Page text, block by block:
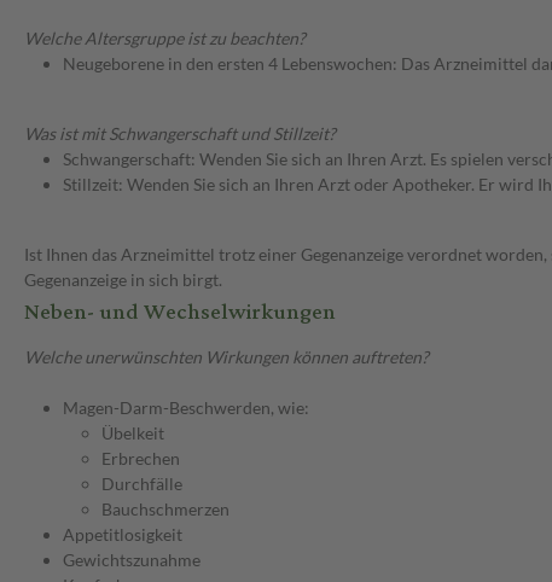
Welche Altersgruppe ist zu beachten?
Neugeborene in den ersten 4 Lebenswochen: Das Arzneimittel
Was ist mit Schwangerschaft und Stillzeit?
Schwangerschaft: Wenden Sie sich an Ihren Arzt. Es spielen
Stillzeit: Wenden Sie sich an Ihren Arzt oder Apotheker. Er wird
Ist Ihnen das Arzneimittel trotz einer Gegenanzeige verordnet
Gegenanzeige in sich birgt.
Neben- und Wechselwirkungen
Welche unerwünschten Wirkungen können auftreten?
Magen-Darm-Beschwerden, wie:
Übelkeit
Erbrechen
Durchfälle
Bauchschmerzen
Appetitlosigkeit
Gewichtszunahme